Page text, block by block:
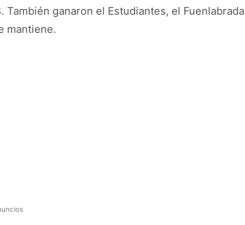
También ganaron el Estudiantes, el Fuenlabrada
mantiene.